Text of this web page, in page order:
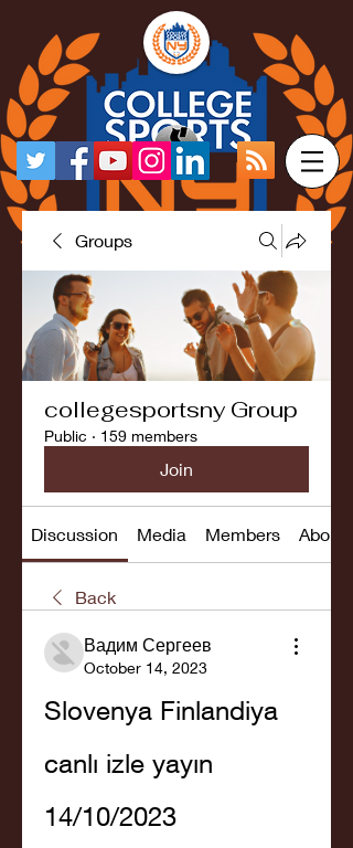
Groups
collegesportsny Group
Public · 159 members
Join
Discussion Media Members About
Back
Вадим Сергеев
October 14, 2023
Slovenya Finlandiya
canlı izle yayın
14/10/2023